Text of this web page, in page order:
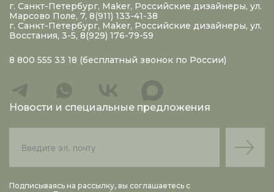
г. Санкт-Петербург, Maker, Российские дизайнеры, ул.
Марсово Поле, 7, 8(911) 133-41-38
г. Санкт-Петербург, Maker, Российские дизайнеры, ул.
Восстания, 3-5, 8(929) 176-79-59
8 800 555 33 18 (бесплатный звонок по России)
Новости и специальные предложения
Подписываясь на рассылку, вы соглашаетесь с